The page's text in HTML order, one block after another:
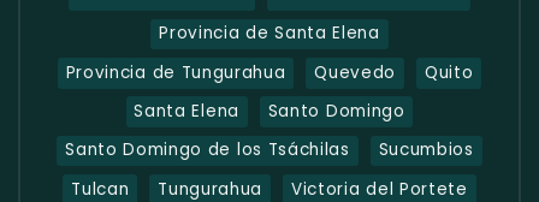
Provincia de Santa Elena
Provincia de Tungurahua
Quevedo
Quito
Santa Elena
Santo Domingo
Santo Domingo de los Tsáchilas
Sucumbios
Tulcan
Tungurahua
Victoria del Portete